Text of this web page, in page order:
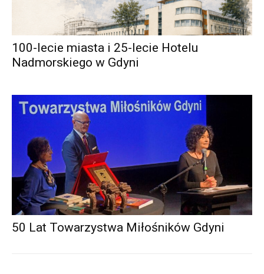
100-lecie miasta i 25-lecie Hotelu
Nadmorskiego w Gdyni
50 Lat Towarzystwa Miłośników Gdyni